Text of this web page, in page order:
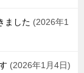
ました
2026年1
2026年1月4日